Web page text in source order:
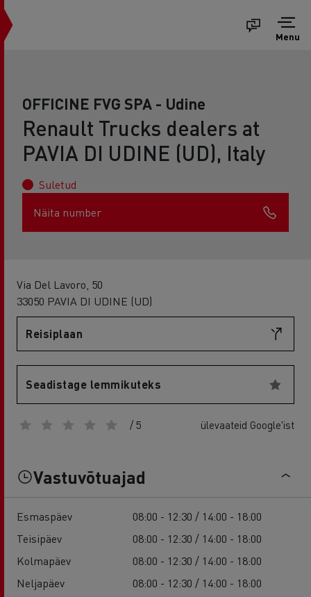
Menu
OFFICINE FVG SPA - Udine
Renault Trucks dealers at
PAVIA DI UDINE (UD), Italy
Suletud
Näita number
Via Del Lavoro, 50
33050 PAVIA DI UDINE (UD)
Reisiplaan
Seadistage lemmikuteks
/ 5 ülevaateid Google'ist
Vastuvõtuajad
Esmaspäev
08:00 - 12:30 / 14:00 - 18:00
Teisipäev
08:00 - 12:30 / 14:00 - 18:00
Kolmapäev
08:00 - 12:30 / 14:00 - 18:00
Neljapäev
08:00 - 12:30 / 14:00 - 18:00